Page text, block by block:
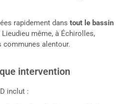
rapidement dans tout le bassin
même, à Échirolles,
communes alentour.
intervention
inclut :